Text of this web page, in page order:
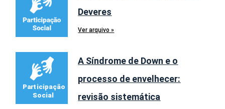
Deveres
Ver arquivo »
A Síndrome de Down e o
processo de envelhecer:
revisão sistemática